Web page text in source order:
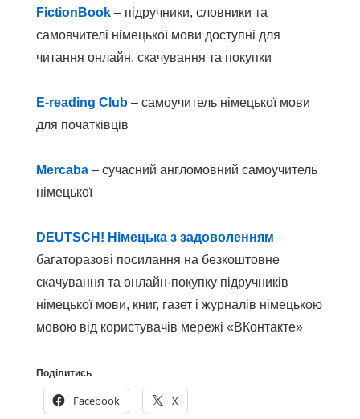
FictionBook – підручники, словники та
самовчителі німецької мови доступні для
читання онлайн, скачування та покупки
E-reading Club – самоучитель німецької мови
для початківців
Mercaba – сучасний англомовний самоучитель
німецької
DEUTSCH! Німецька з задоволенням –
багаторазові посилання на безкоштовне
скачування та онлайн-покупку підручників
німецької мови, книг, газет і журналів німецькою
мовою від користувачів мережі «ВКонтакте»
Поділитись
Facebook X